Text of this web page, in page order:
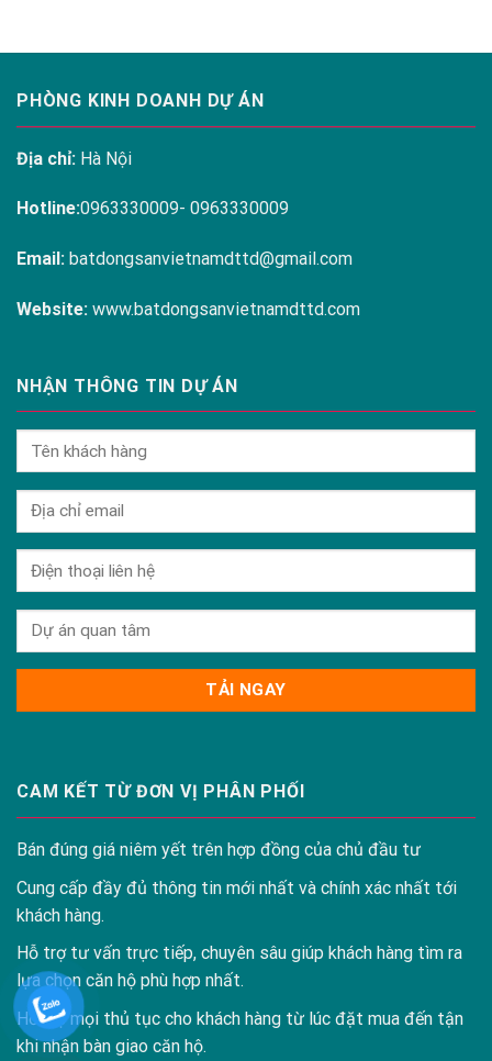
PHÒNG KINH DOANH DỰ ÁN
Địa chỉ: Hà Nội
Hotline:0963330009- 0963330009
Email: batdongsanvietnamdttd@gmail.com
Website: www.batdongsanvietnamdttd.com
NHẬN THÔNG TIN DỰ ÁN
CAM KẾT TỪ ĐƠN VỊ PHÂN PHỐI
Bán đúng giá niêm yết trên hợp đồng của chủ đầu tư
Cung cấp đầy đủ thông tin mới nhất và chính xác nhất tới
khách hàng.
Hỗ trợ tư vấn trực tiếp, chuyên sâu giúp khách hàng tìm ra
lựa chọn căn hộ phù hợp nhất.
Hỗ trợ mọi thủ tục cho khách hàng từ lúc đặt mua đến tận
khi nhận bàn giao căn hộ.